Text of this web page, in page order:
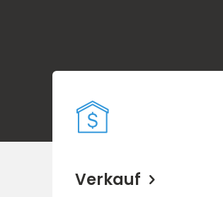
Verkauf